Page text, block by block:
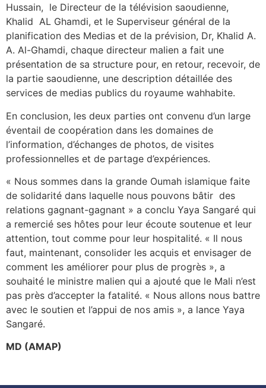
Hussain, le Directeur de la télévision saoudienne,
Khalid AL Ghamdi, et le Superviseur général de la
planification des Medias et de la prévision, Dr, Khalid A.
A. Al-Ghamdi, chaque directeur malien a fait une
présentation de sa structure pour, en retour, recevoir, de
la partie saoudienne, une description détaillée des
services de medias publics du royaume wahhabite.
En conclusion, les deux parties ont convenu d’un large
éventail de coopération dans les domaines de
l’information, d’échanges de photos, de visites
professionnelles et de partage d’expériences.
« Nous sommes dans la grande Oumah islamique faite
de solidarité dans laquelle nous pouvons bâtir des
relations gagnant-gagnant » a conclu Yaya Sangaré qui
a remercié ses hôtes pour leur écoute soutenue et leur
attention, tout comme pour leur hospitalité. « Il nous
faut, maintenant, consolider les acquis et envisager de
comment les améliorer pour plus de progrès », a
souhaité le ministre malien qui a ajouté que le Mali n’est
pas près d’accepter la fatalité. « Nous allons nous battre
avec le soutien et l’appui de nos amis », a lance Yaya
Sangaré.
MD (AMAP)